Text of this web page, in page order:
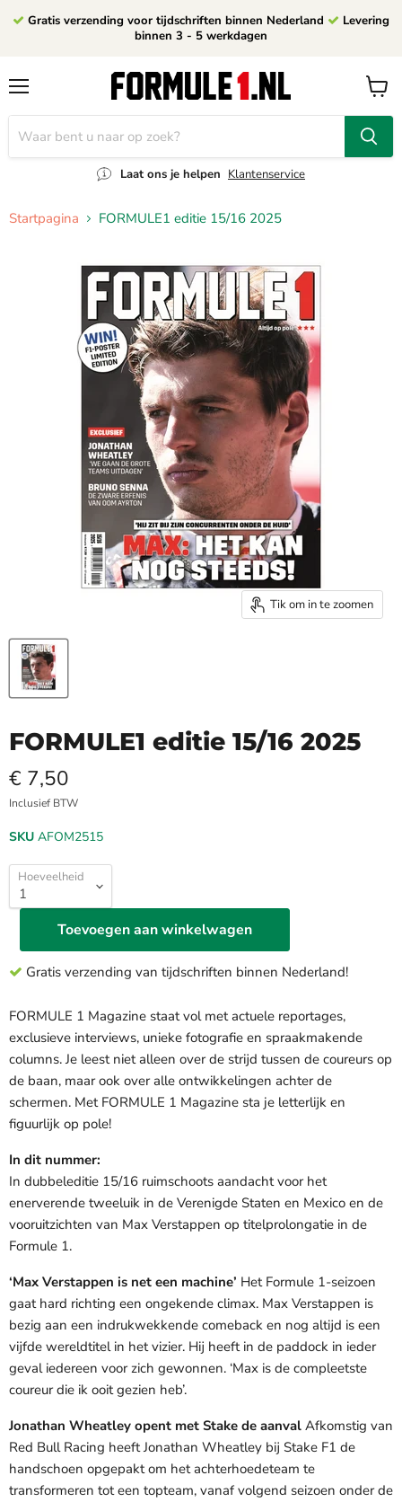
Gratis verzending voor tijdschriften binnen Nederland
Levering
binnen 3 - 5 werkdagen
Laat ons je helpen Klantenservice
Startpagina FORMULE1 editie 15/16 2025
Tik om in te zoomen
FORMULE1 editie 15/16 2025
€ 7,50
Inclusief BTW
SKU AFOM2515
Hoeveelheid
Toevoegen aan winkelwagen
Gratis verzending van tijdschriften binnen Nederland!
FORMULE 1 Magazine staat vol met actuele reportages,
exclusieve interviews, unieke fotografie en spraakmakende
columns. Je leest niet alleen over de strijd tussen de coureurs op
de baan, maar ook over alle ontwikkelingen achter de
schermen. Met FORMULE 1 Magazine sta je letterlijk en
figuurlijk op pole!
In dit nummer:
In dubbeleditie 15/16 ruimschoots aandacht voor het
enerverende tweeluik in de Verenigde Staten en Mexico en de
vooruitzichten van Max Verstappen op titelprolongatie in de
Formule 1.
‘Max Verstappen is net een machine’ Het Formule 1-seizoen
gaat hard richting een ongekende climax. Max Verstappen is
bezig aan een indrukwekkende comeback en nog altijd is een
vijfde wereldtitel in het vizier. Hij heeft in de paddock in ieder
geval iedereen voor zich gewonnen. ‘Max is de compleetste
coureur die ik ooit gezien heb’.
Jonathan Wheatley opent met Stake de aanval Afkomstig van
Red Bull Racing heeft Jonathan Wheatley bij Stake F1 de
handschoen opgepakt om het achterhoedeteam te
transformeren tot een topteam, vanaf volgend seizoen onder de